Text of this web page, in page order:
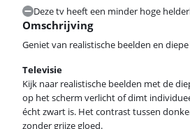
Beoordeling is 8,4 van de 10, gebaseerd op 10
Deze tv heeft een minder hoge
Omschrijving
Geniet van realistische beelden en diepe
Televisie
Kijk naar realistische beelden met de
op het scherm verlicht of dimt
écht zwart is. Het contrast tussen
zonder grijze gloed.